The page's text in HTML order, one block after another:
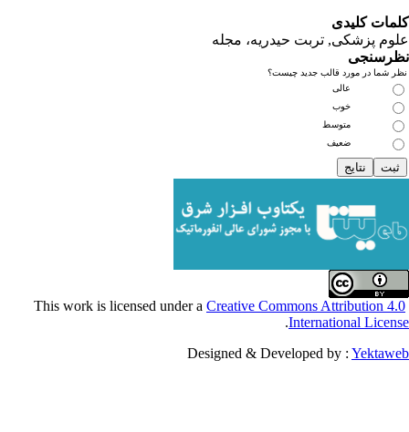
تربت حیدریه، مجله
قالب جدید چیست؟
عالی
خوب
متوسط
ضعیف
Creative Commons
.
Designed & Developed by :